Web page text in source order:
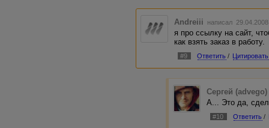
Andreiii написал
я про ссылку на сайт,
как взять заказ в работу.
#9 Ответить / Цитировать
Сергей (advego)
А... Это да,
#10 Ответить /